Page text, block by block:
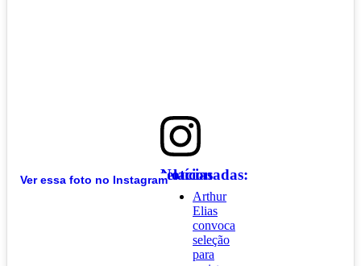
Notícias relacionadas:
Arthur
Elias
convoca
seleção
para
Ver essa foto no Instagram